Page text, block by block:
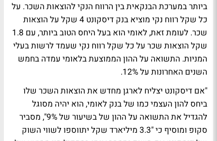
ביותר במערכת הבנקאית בין הרווח הנקי להוצאות השכר. על
כל שקל רווח נקי מוציא בנק דיסקונט 4 שקל על הוצאות
שכר. לעומת זאת, לאומי הוא בעל היחס הטוב ביותר, עם 1.8
שקל הוצאות שכר על כל שקל רווח נקי שעמד לרשות בעלי
המניות. התשואה על ההון הממוצעת בלאומי עמדה בחמש
השנים האחרונות על 12%.
"אם דיסקונט יצליח לארגן מחדש את הוצאות השכר שלו
ביחס להון העצמי כמו של בנק לאומי, הוא יהיה מסוגל
להגדיל את התשואה על ההון של בשיעור של 9%", מסביר
סקופ ומוסיף כי "3.3 מיליארד שקל יתווספו לשווי השוק